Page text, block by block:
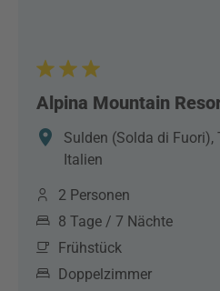
Alpina Mountain
Sulden (Solda di Fuori),
Italien
2 Personen
8 Tage / 7 Nächte
Frühstück
Doppelzimmer